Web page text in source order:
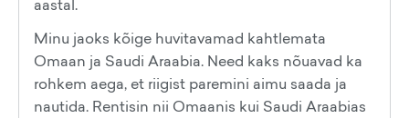
aastal.
Minu jaoks kõige huvitavamad kahtlemata
Omaan ja Saudi Araabia. Need kaks nõuavad ka
rohkem aega, et riigist paremini aimu saada ja
nautida. Rentisin nii Omaanis kui Saudi Araabias